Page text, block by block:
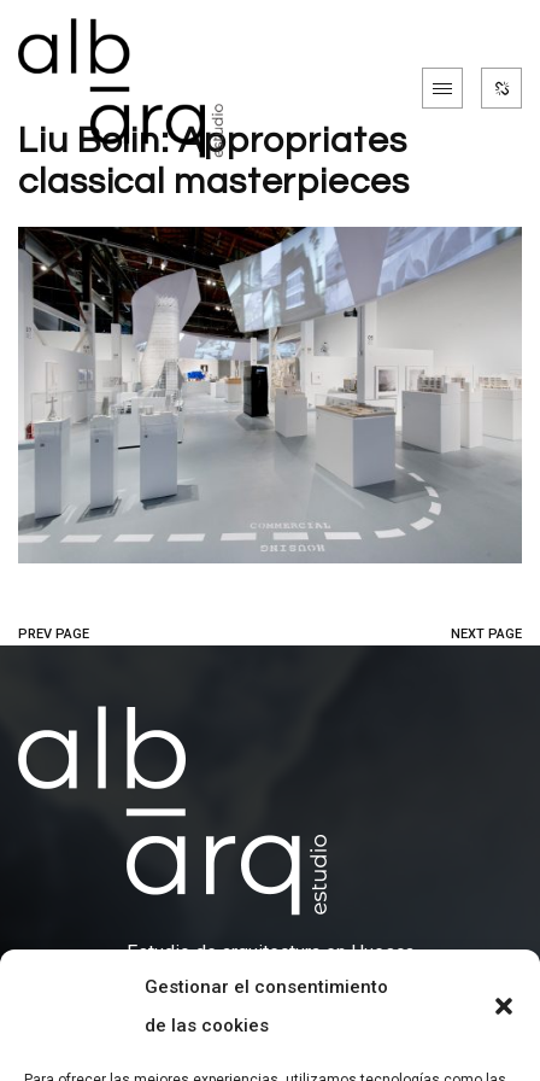
Gestionar el consentimiento
de las cookies
Liu Bolin: Appropriates
classical masterpieces
PREV PAGE NEXT PAGE
Estudio de arquitectura en Huesca
CONTACTO
+34 695 07 07 43